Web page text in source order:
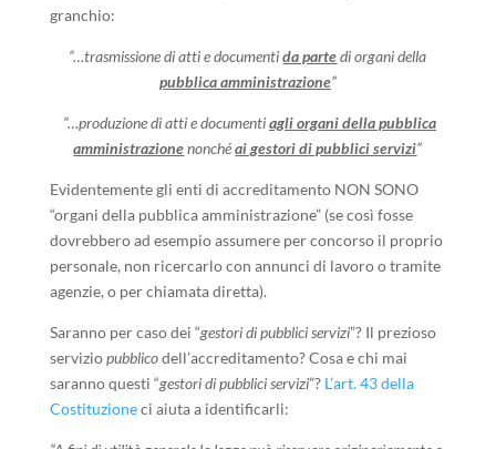
granchio:
“…trasmissione di atti e documentida partedi organi della
pubblica amministrazione”
“…produzione di atti e documentiagli organi della pubblica
amministrazionenonchéai gestori di pubblici servizi”
Evidentemente gli enti di accreditamento NON SONO
“organi della pubblica amministrazione” (se così fosse
dovrebbero ad esempio assumere per concorso il proprio
personale, non ricercarlo con annunci di lavoro o tramite
agenzie, o per chiamata diretta).
Saranno per caso dei “gestori di pubblici servizi”? Il prezioso
serviziopubblicodell’accreditamento? Cosa e chi mai
saranno questi “gestori di pubblici servizi”? L’art. 43 della
Costituzioneci aiuta a identificarli: